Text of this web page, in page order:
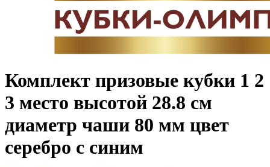
Комплект призовые кубки 1 2
3 место высотой 28.8 см
диаметр чаши 80 мм цвет
серебро с синим